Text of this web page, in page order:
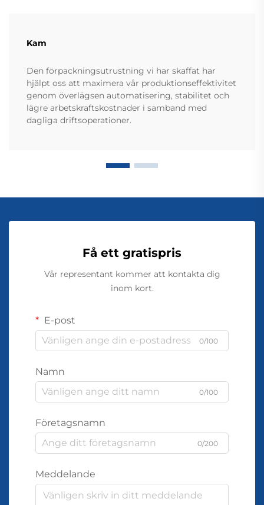
Kam
Den förpackningsutrustning vi har skaffat har
hjälpt oss att maximera vår produktionseffektivitet
genom överlägsen automatisering, stabilitet och
lägre arbetskraftskostnader i samband med
dagliga driftsoperationer.
Få ett gratispris
Vår representant kommer att kontakta dig
inom kort.
E-post
0/100
Namn
0/100
Företagsnamn
0/200
Meddelande